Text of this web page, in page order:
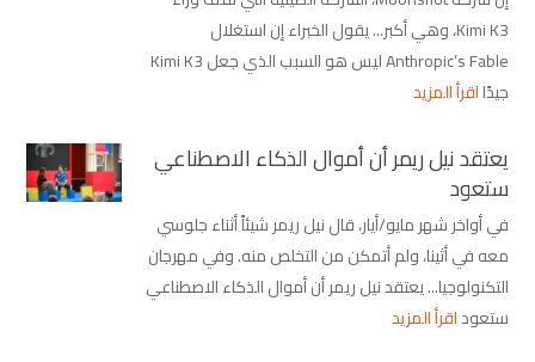
Kimi K3، وهي أكبر... يقول الخبراء إن استغلال
Anthropic’s Fable ليس هو السبب الذي جعل Kimi K3
جيدًااقرأ المزيد
يعتقد نيل ريمر أن أموال الذكاء الاصطناعي
ستعود
في أواخر شهر مايو/أيار، قال نيل ريمر شيئاً أثناء جلوسي
معه في أثينا، ولم أتمكن من التخلص منه. وفي مهرجان
التكنولوجيا... يعتقد نيل ريمر أن أموال الذكاء الاصطناعي
ستعوداقرأ المزيد